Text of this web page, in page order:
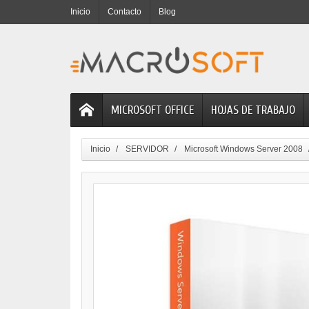
Inicio Contacto Blog
MICROSOFT OFFICE HOJAS DE TRABAJO
Inicio SERVIDOR Microsoft Windows Server 2008